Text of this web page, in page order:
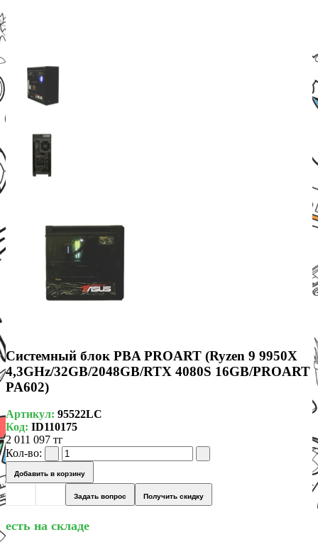
Системный блок PBA PROART (Ryzen 9 9950X
4,3GHz/32GB/2048GB/RTX 4080S 16GB/PROART
PA602)
Артикул: 95522LC
Код: ID110175
2 011 097 тг
Кол-во:
Добавить в корзину
Задать вопрос Получить скидку
есть на складе